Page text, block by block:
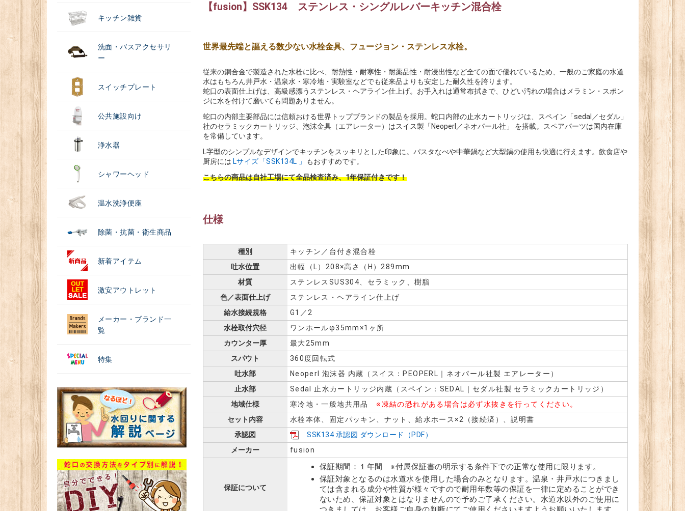
キッチン雑貨
洗面・バスアクセサリ
ー
スイッチプレート
公共施設向け
浄水器
シャワーヘッド
温水洗浄便座
除菌・抗菌・衛生商品
新着アイテム
激安アウトレット
メーカー・ブランド一
覧
特集
【fusion】SSK134 ステンレス・シングルレバーキッチン混合栓
世界最先端と謳える数少ない水栓金具、フュージョン・ステンレス水栓。
従来の銅合金で製造された水栓に比べ、耐熱性・耐寒性・耐薬品性・耐浸出性など全ての面で優れているため、一般のご家庭の水道
水はもちろん井戸水・温泉水・寒冷地・実験室などでも従来品よりも安定した耐久性を誇ります。
蛇口の表面仕上げは、高級感漂うステンレス・ヘアライン仕上げ。お手入れは通常布拭きで、ひどい汚れの場合はメラミン・スポン
ジに水を付けて磨いても問題ありません。
蛇口の内部主要部品には信頼おける世界トップブランドの製品を採用。蛇口内部の止水カートリッジは、スペイン「sedal／セダル」
社のセラミックカートリッジ、泡沫金具（エアレーター）はスイス製「Neoperl／ネオパール社」 を搭載。スペアパーツは国内在庫
を常備しています。
L字型のシンプルなデザインでキッチンをスッキリとした印象に。パスタなべや中華鍋など大型鍋の使用も快適に行えます。飲食店や
厨房には Lサイズ「SSK134L 」
もおすすめです。
こちらの商品は自社工場にて全品検査済み、1年保証付きです！
仕様
種別
キッチン／台付き混合栓
吐水位置
出幅（L）208×高さ（H）289mm
材質
ステンレスSUS304、セラミック、樹脂
色／表面仕上げ
ステンレス・ヘアライン仕上げ
給水接続規格
G1／2
水栓取付穴径
ワンホールφ35mm×1ヶ所
カウンター厚
最大25mm
スパウト
360度回転式
吐水部
Neoperl 泡沫器 内蔵（スイス：PEOPERL｜ネオパール社製 エアレーター）
止水部
Sedal 止水カートリッジ内蔵（スペイン：SEDAL｜セダル社製 セラミックカートリッジ）
地域仕様
寒冷地・一般地共用品
※凍結の恐れがある場合は必ず水抜きを行ってください。
セット内容
水栓本体、固定パッキン、ナット、給水ホース×2（接続済）、説明書
承認図
SSK134 承認図 ダウンロード（PDF）
メーカー
fusion
保証について
保証期間：１年間 ※付属保証書の明示する条件下での正常な使用に限ります。
保証対象となるのは水道水を使用した場合のみとなります。温泉・井戸水につきまし
ては含まれる成分や性質が様々ですので耐用年数等の保証を一律に定めることができ
ないため、保証対象とはなりませんので予めご了承ください。水道水以外のご使用に